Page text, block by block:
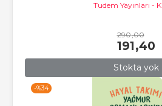
Stokta yok
Tudem Yayınları -
290,00
191,40
-%34